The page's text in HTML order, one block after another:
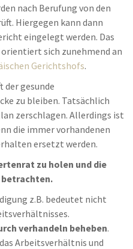
nach Berufung von den
Hiergegen kann dann
eingelegt werden. Das
sich zunehmend an
Gerichtshofs.
der gesunde
zu bleiben. Tatsächlich
zerschlagen. Allerdings ist
die immer vorhandenen
ersetzt werden.
zu holen und die
z.B. bedeutet nicht
verhandeln beheben.
Arbeitsverhältnis und